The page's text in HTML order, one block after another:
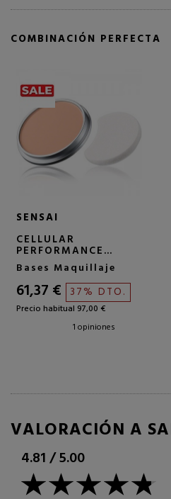
COMBINACIÓN PERFECTA
SENSAI
CELLULAR
PERFORMANCE
TOTAL FINISH
FOUNDATION SPF15
BASE EN POLVO
Bases Maquillaje
61,37 € 37% DTO.
Precio habitual 97,00 €
1 opiniones
VALORACIÓN A
4.81/5.00